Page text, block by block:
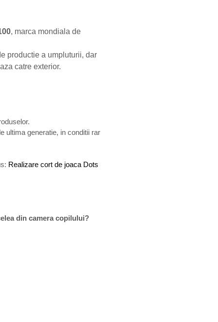
, marca mondiala de
productie a umpluturii, dar
catre exterior.
ultima generatie, in conditii rar
Realizare cort de joaca Dots
din camera copilului?